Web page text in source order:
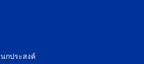
กประสงค์